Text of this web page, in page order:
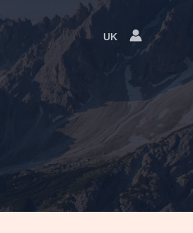
UKLanguage
Switcher